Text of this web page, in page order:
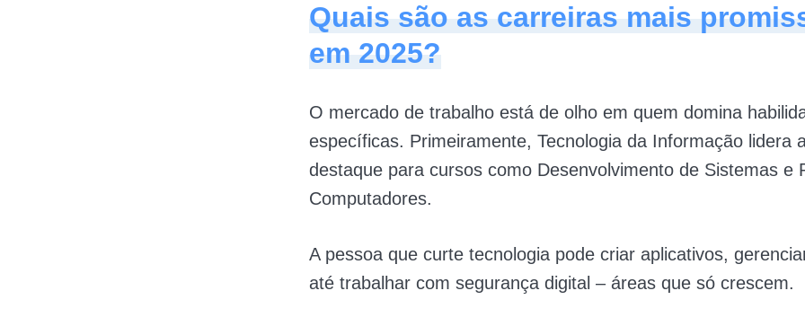
Quais são as carreiras mais
em 2025?
O mercado de trabalho está de olho em quem domina
específicas. Primeiramente, Tecnologia da Informação lidera
destaque para cursos como Desenvolvimento de Sistemas e
Computadores.
A pessoa que curte tecnologia pode criar aplicativos,
até trabalhar com segurança digital – áreas que só crescem.